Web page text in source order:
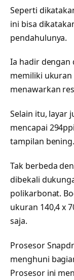
Seperti
ini bisa
pendahulunya.
Ia hadir dengan
memiliki ukuran
menawarkan
Selain itu, layar
mencapai
tampilan bening.
Tak berbeda
dibekali
polikarbonat.
ukuran 140,4 x
saja.
Prosesor
menghuni
Prosesor ini